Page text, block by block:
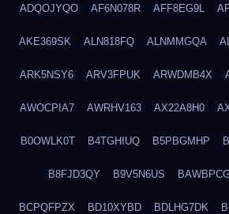
ADQOJYQO AF6N078R AFF8EG9L
AKE369SK ALN818FQ ALNMMGQA
ARK5NSY6 ARV3FPUK ARWDMB4X
AWOCPIA7 AWRHV163 AX22A8H0
B0OWLK0T B4TGHIUQ B5PBGMHP
B8FJD3QY B9V5N6US
BCPQFPZX BD10XYBD BDLHG7DK